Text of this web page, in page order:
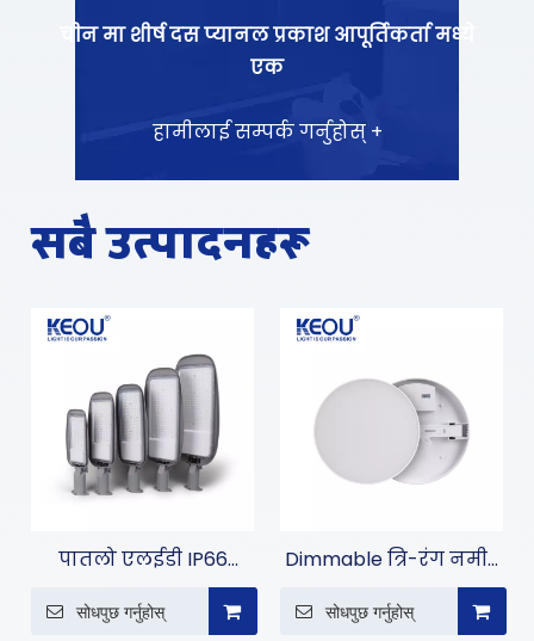
चीन मा शीर्ष दस प्यानल प्रकाश आपूर्तिकर्ता मध्ये
एक
हामीलाई सम्पर्क गर्नुहोस् +
सबै उत्पादनहरू
पातलो एलईडी IP66
वाटरप्रूफ एलईडी स्ट्रीट
लाइटहरू
सोधपुछ गर्नुहोस्
Dimmable त्रि-रंग नमी-
सोधपुछ गर्नुहोस्